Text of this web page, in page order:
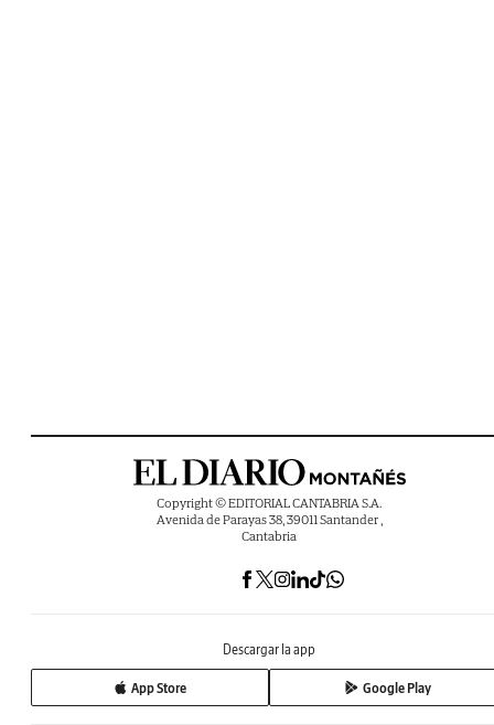
Copyright © EDITORIAL CANTABRIA S.A.
Avenida de Parayas 38, 39011 Santander ,
Cantabria
Descargar la app
App Store Google Play